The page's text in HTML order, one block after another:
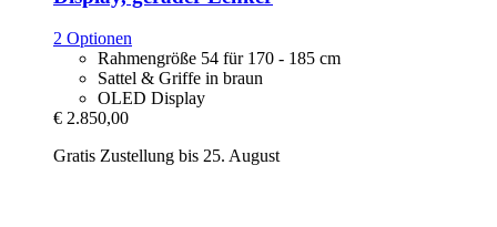
2 Optionen
Rahmengröße 54 für 170 - 185 cm
Sattel & Griffe in braun
OLED Display
€ 2.850,00
Gratis Zustellung bis 25. August